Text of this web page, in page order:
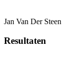
Jan Van Der Steen
Resultaten